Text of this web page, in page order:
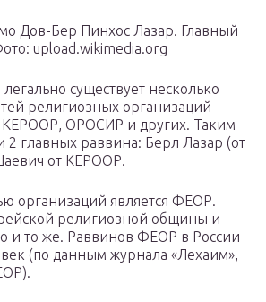
Дов-Бер Пинхос Лазар. Главный
upload.wikimedia.org
существует несколько
религиозных организаций
ОРОСИР и других. Таким
2 главных раввина: Берл Лазар (от
от КЕРООР.
организаций является ФЕОР.
религиозной общины и
и то же. Раввинов ФЕОР в России
(по данным журнала «Лехаим»,